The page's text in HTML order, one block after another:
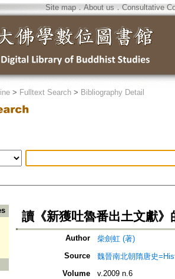
Site map．About us ． Consultative
> Fulltext Search > Bibliography Detail
讀《新獲吐魯番出土文獻》
Author
柴劍虹 (著)
Source
魏晉南北朝隋唐史
Volume
v.2009 n.6